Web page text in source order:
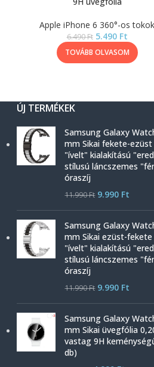
Apple iPhone 6 360°-os tokok
6.490Ft 5.490 Ft
TOVÁBB OLVASOM
ÚJ TERMÉKEK
Samsung Galaxy
mm Sikai fekete-
"ívelt" kialakítású
stílusú láncszemes
óraszíj
11.990Ft 9.990 Ft
Samsung Galaxy
mm Sikai ezüst-
"ívelt" kialakítású
stílusú láncszemes
óraszíj
11.990Ft 9.990 Ft
Samsung Galaxy
mm Sikai üvegfólia
vastag 9H
db)